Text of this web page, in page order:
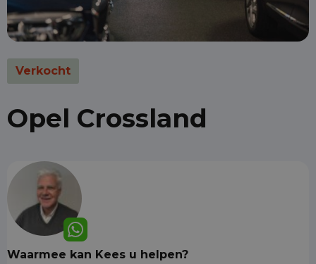
Verkocht
Opel Crossland
Waarmee kan Kees u helpen?